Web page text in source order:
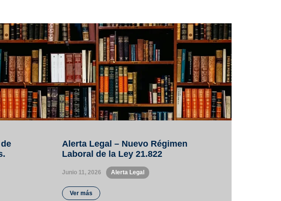
Alerta Legal – Nuevo Régimen
Laboral de la Ley 21.822
Junio 11, 2026 Alerta Legal
Ver más